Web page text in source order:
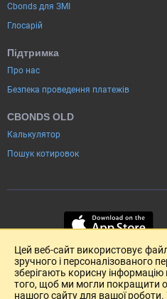
Cbonds для ЗМІ
Глосарій
Підтримка
Про нас
Безпека проведення платежів
CBONDS OLD
Калькулятор
Пошук котировок
Цей веб-сайт використовує
зручного і персоналізованого
зберігають корисну
того, щоб ми могли покращити
нашого сайту для вашої